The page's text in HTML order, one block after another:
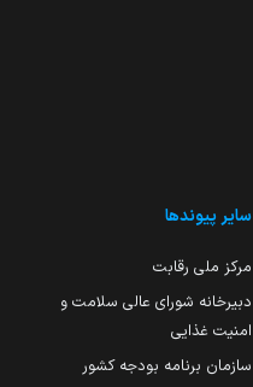
سایر پیوندها
مرکز ملی رقابت
دبیرخانه شورای عالی سلامت و
امنیت غذایی
سازمان برنامه بودجه کشور